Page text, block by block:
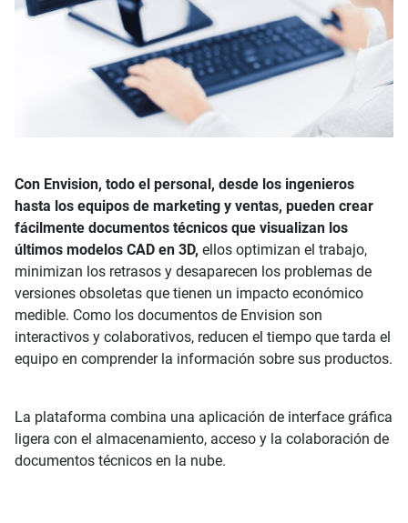
Con Envision, todo el personal, desde los ingenieros
hasta los equipos de marketing y ventas, pueden crear
fácilmente documentos técnicos que visualizan los
últimos modelos CAD en 3D, ellos optimizan el trabajo,
minimizan los retrasos y desaparecen los problemas de
versiones obsoletas que tienen un impacto económico
medible. Como los documentos de Envision son
interactivos y colaborativos, reducen el tiempo que tarda el
equipo en comprender la información sobre sus productos.
La plataforma combina una aplicación de interface gráfica
ligera con el almacenamiento, acceso y la colaboración de
documentos técnicos en la nube.